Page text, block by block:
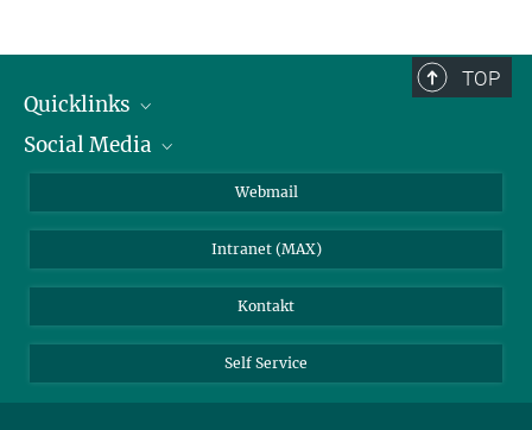
TOP
Quicklinks
IMPRS Graduiertenschule
Wetterstation
Social Media
BlueSky
Webmail
Intranet (MAX)
Kontakt
Self Service